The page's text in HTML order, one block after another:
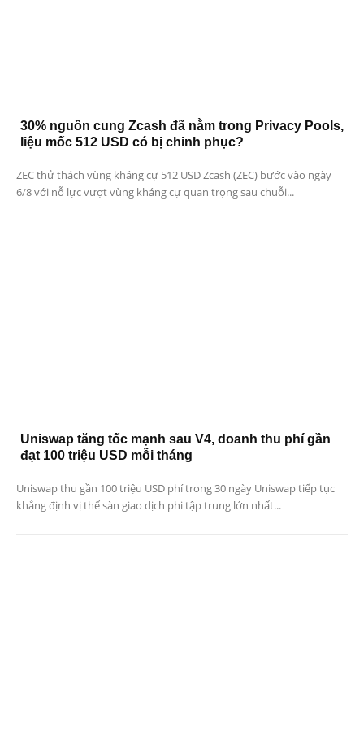
30% nguồn cung Zcash đã nằm trong Privacy Pools,
liệu mốc 512 USD có bị chinh phục?
ZEC thử thách vùng kháng cự 512 USD Zcash (ZEC) bước vào ngày
6/8 với nỗ lực vượt vùng kháng cự quan trọng sau chuỗi...
Uniswap tăng tốc mạnh sau V4, doanh thu phí gần
đạt 100 triệu USD mỗi tháng
Uniswap thu gần 100 triệu USD phí trong 30 ngày Uniswap tiếp tục
khẳng định vị thế sàn giao dịch phi tập trung lớn nhất...